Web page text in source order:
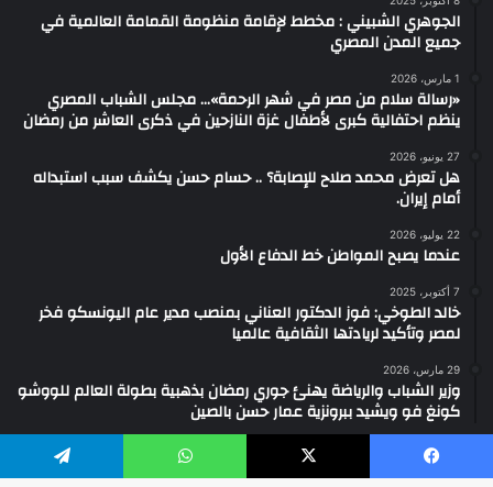
الجوهري الشبيني : مخطط لإقامة منظومة القمامة العالمية في
جميع المدن المصري
1 مارس، 2026
«رسالة سلام من مصر في شهر الرحمة»… مجلس الشباب المصري
ينظم احتفالية كبرى لأطفال غزة النازحين في ذكرى العاشر من رمضان
27 يونيو، 2026
هل تعرض محمد صلاح للإصابة؟ .. حسام حسن يكشف سبب استبداله
أمام إيران.
22 يوليو، 2026
عندما يصبح المواطن خط الدفاع الأول
7 أكتوبر، 2025
خالد الطوخي: فوز الدكتور العناني بمنصب مدير عام اليونسكو فخر
لمصر وتأكيد لريادتها الثقافية عالميا
29 مارس، 2026
وزير الشباب والرياضة يهنئ جوري رمضان بذهبية بطولة العالم للووشو
كونغ فو ويشيد ببرونزية عمار حسن بالصين
فيسبوك ‫X واتساب تيلقرام